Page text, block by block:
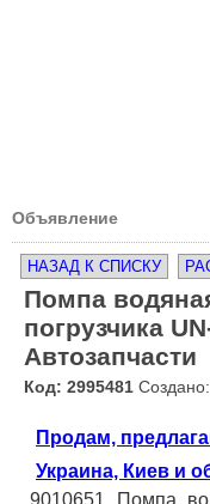
Объявление
НАЗАД К СПИСКУ
Помпа
погрузчика
Автозапчасти
Код: 2995481
Продам,
Украина, Киев и
9010651 Помпа